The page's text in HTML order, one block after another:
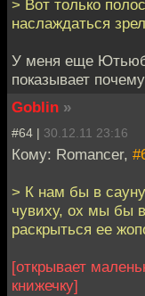
> Вот только
наслаждаться
У меня еще Ютьюб
показывает
Goblin »
#64 | 30.12.11 23:16
Кому: Romancer,
> К нам бы в
чувиху, ох мы бы
раскрыться ее
[открывает
книжечку]